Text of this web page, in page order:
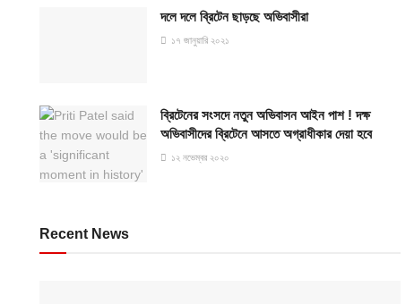
দলে দলে ব্রিটেন ছাড়ছে অভিবাসীরা
১৭ জানুয়ারি ২০২১
ব্রিটেনের সংসদে নতুন অভিবাসন আইন পাশ ! দক্ষ
অভিবাসীদের ব্রিটেনে আসতে অগ্রাধীকার দেয়া হবে
১২ নভেম্বর ২০২০
Recent News